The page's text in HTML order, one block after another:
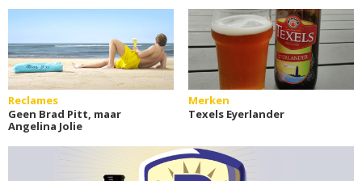
Reclames
Geen Brad Pitt, maar
Angelina Jolie
Merken
Texels Eyerlander